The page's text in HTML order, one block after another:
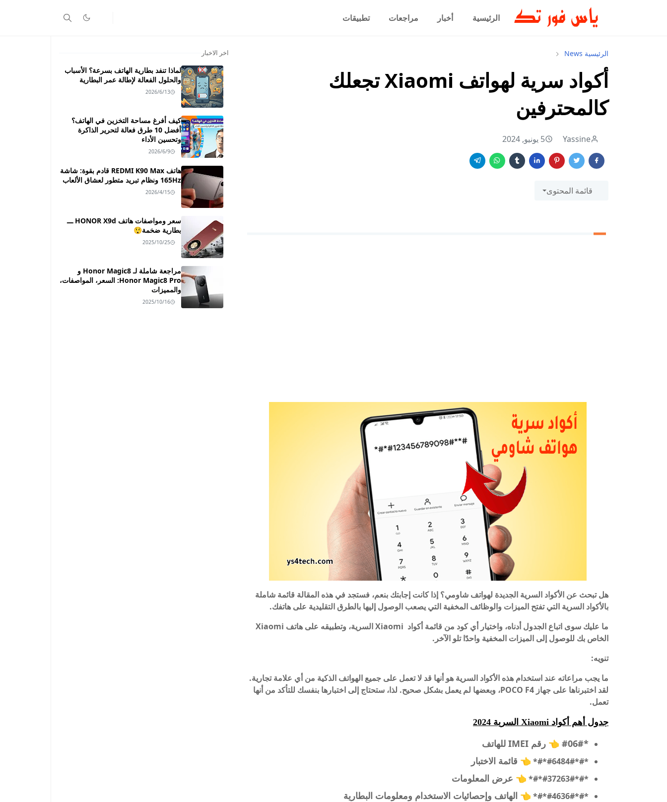
الرئيسية أخبار مراجعات تطبيقات
الرئيسية News
أكواد سرية لهواتف Xiaomi تجعلك
كالمحترفين
Yassine 5 يونيو, 2024
قائمة المحتوى
هل تبحث عن الأكواد السرية الجديدة لهواتف شاومي؟ إذا كانت إجابتك بنعم، فستجد في هذه المقالة قائمة شاملة
بالأكواد السرية التي تفتح الميزات والوظائف المخفية التي يصعب الوصول إليها بالطرق التقليدية على هاتفك.
ما عليك سوى اتباع الجدول أدناه، واختيار أي كود من قائمة أكواد Xiaomi السرية، وتطبيقه على هاتف Xiaomi
الخاص بك للوصول إلى الميزات المخفية واحدًا تلو الآخر.
تنويه:
ما يجب مراعاته عند استخدام هذه الأكواد السرية هو أنها قد لا تعمل على جميع الهواتف الذكية من أي علامة تجارية.
لقد اختبرناها على جهاز POCO F4، وبعضها لم يعمل بشكل صحيح. لذا، ستحتاج إلى اختبارها بنفسك للتأكد من أنها
تعمل.
جدول أهم أكواد Xiaomi السرية 2024
*#06# 👈 رقم IMEI للهاتف
*#*#6484#*#*
👈 قائمة الاختبار
*#*#37263#*#*
👈 عرض المعلومات
*#*#4636#*#*
👈 الهاتف وإحصائيات الاستخدام ومعلومات البطارية
اخر الاخبار
لماذا تنفد بطارية الهاتف بسرعة؟ الأسباب
والحلول الفعالة لإطالة عمر البطارية
2026/6/13
كيف أفرغ مساحة التخزين في الهاتف؟
أفضل 10 طرق فعالة لتحرير الذاكرة
وتحسين الأداء
2026/6/9
هاتف REDMI K90 Max قادم بقوة: شاشة
165Hz ونظام تبريد متطور لعشاق الألعاب
2026/4/15
سعر ومواصفات هاتف HONOR X9d ـــ
بطارية ضخمة😲
2025/10/25
مراجعة شاملة لـ Honor Magic8 و
Honor Magic8 Pro: السعر، المواصفات،
والمميزات
2025/10/16